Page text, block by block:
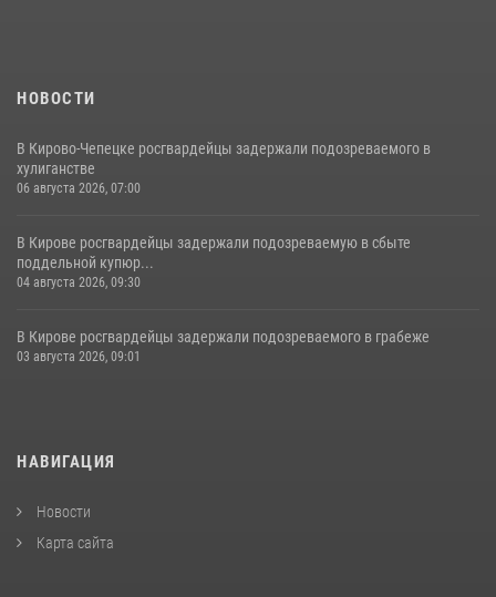
НОВОСТИ
В Кирово-Чепецке росгвардейцы задержали подозреваемого в
хулиганстве
06 августа 2026, 07:00
В Кирове росгвардейцы задержали подозреваемую в сбыте
поддельной купюр...
04 августа 2026, 09:30
В Кирове росгвардейцы задержали подозреваемого в грабеже
03 августа 2026, 09:01
НАВИГАЦИЯ
Новости
Карта сайта